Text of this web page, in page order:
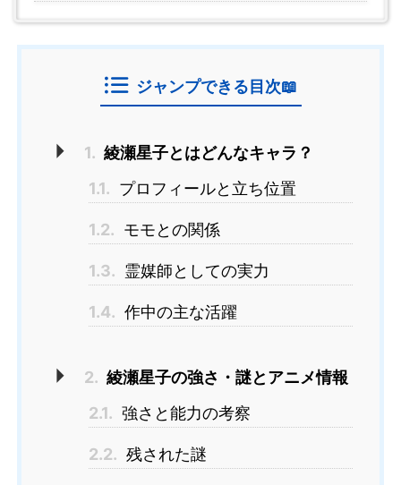
ジャンプできる目次📖
1. 綾瀬星子とはどんなキャラ？
1.1. プロフィールと立ち位置
1.2. モモとの関係
1.3. 霊媒師としての実力
1.4. 作中の主な活躍
2. 綾瀬星子の強さ・謎とアニメ情報
2.1. 強さと能力の考察
2.2. 残された謎